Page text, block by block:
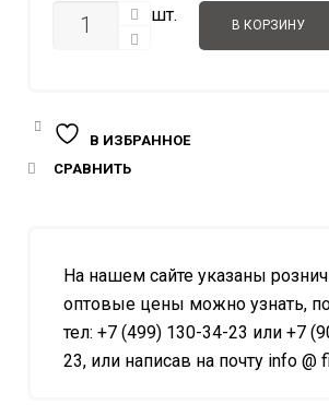
КОЛИЧЕСТВО шт. В КОРЗИНУ
В ИЗБРАННОЕ
СРАВНИТЬ
На нашем сайте указаны
оптовые цены можно узнать,
тел: +7 (499) 130-34-23 или +7
23, или написав на почту info @